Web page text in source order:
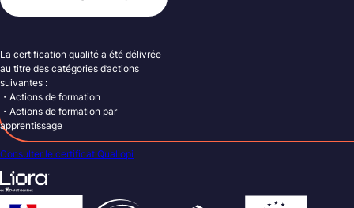
La certification qualité a été délivrée
au titre des catégories d’actions
suivantes :
・Actions de formation
・Actions de formation par
apprentissage
Consulter le certificat Qualiopi